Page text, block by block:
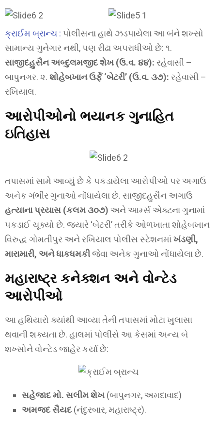
ક્રાઈમ બ્રાન્ચ : પોલીસના હાથે ઝડપાયેલા આ બંને શખ્સો
સામાન્ય ગુનેગાર નથી, પણ રીઢા અપરાધીઓ છે: ૧.
સાજીદહુસૈન અબ્દુલમજીદ શેખ (ઉ.વ. ૪૪): રહેવાસી –
બાપુનગર. ૨. શોહેબખાન ઉર્ફે ‘બેટરી’ (ઉ.વ. ૩૭): રહેવાસી –
રખિયાલ.
આરોપીઓનો ભયાનક ગુનાહિત
ઇતિહાસ
તપાસમાં સામે આવ્યું છે કે પકડાયેલા આરોપીઓ પર અગાઉ
અનેક ગંભીર ગુનાઓ નોંધાયેલા છે. સાજીદહુસૈન અગાઉ
હત્યાના પ્રયાસ (કલમ ૩૦૭) અને આર્મ્સ એક્ટના ગુનામાં
પકડાઈ ચૂક્યો છે. જ્યારે ‘બેટરી’ તરીકે ઓળખાતા શોહેબખાન
વિરુદ્ધ ગોમતીપુર અને રખિયાલ પોલીસ સ્ટેશનમાંખંડણી,
મારામારી, અને ધાકધમકીજેવા અનેક ગુનાઓ નોંધાયેલા છે.
મહારાષ્ટ્ર કનેક્શન અને વોન્ટેડ
આરોપીઓ
આ હથિયારો ક્યાંથી આવ્યા તેની તપાસમાં મોટા ખુલાસા
થવાની શક્યતા છે. હાલમાં પોલીસે આ કેસમાં અન્ય બે
શખ્સોને વોન્ટેડ જાહેર કર્યા છે:
સહેજાદ મો. સલીમ શેખ (બાપુનગર, અમદાવાદ)
અમજદ સૈયદ (નંદુરબાર, મહારાષ્ટ્ર).